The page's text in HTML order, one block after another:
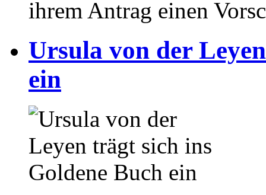
ihrem Antrag einen
Ursula von der
ein